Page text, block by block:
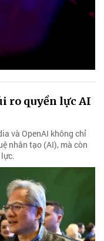
ro quyền lực AI
và OpenAI không chỉ
nhân tạo (AI), mà còn